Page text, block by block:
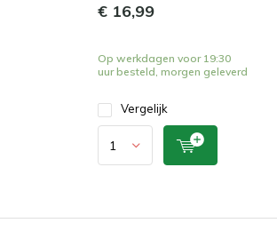
€ 16,99
Op werkdagen voor 19:30
uur besteld, morgen geleverd
Vergelijk